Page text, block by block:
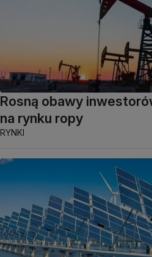
Rosną obawy
na rynku ropy
RYNKI